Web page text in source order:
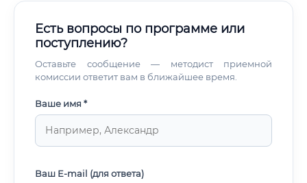
Есть вопросы по программе или
поступлению?
Оставьте сообщение — методист приемной
комиссии ответит вам в ближайшее время.
Ваше имя *
Ваш E-mail (для ответа)